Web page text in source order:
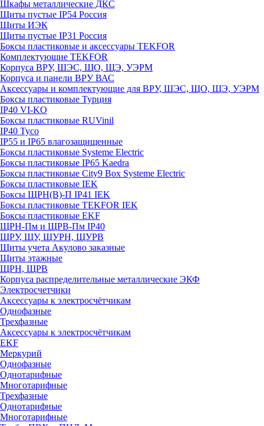
Шкафы металлические ДКС
Щиты пустые IP54 Россия
Щиты ИЭК
Щиты пустые IP31 Россия
Боксы пластиковые и аксессуары TEKFOR
Комплектующие TEKFOR
Корпуса ВРУ, ШЭС, ЩО, ЩЭ, УЭРМ
Корпуса и панели ВРУ ВАС
Аксессуары и комплектующие для ВРУ, ШЭС, ЩО, ЩЭ, УЭРМ
Боксы пластиковые Турция
IP40 VI-KO
Боксы пластиковые RUVinil
IP40 Тусо
IP55 и IP65 влагозащищенные
Боксы пластиковые Systeme Electric
Боксы пластиковые IP65 Kaedra
Боксы пластиковые City9 Box Systeme Electric
Боксы пластиковые IEK
Боксы ЩРН(В)-П IP41 IEK
Боксы пластиковые TEKFOR IEK
Боксы пластиковые EKF
ЩРН-Пм и ЩРВ-Пм IP40
ЩРУ, ЩУ, ЩУРН, ЩУРВ
Щиты учета Акулово заказные
Щиты этажные
ЩРН, ЩРВ
Корпуса распределительные металлические ЭКФ
Электросчетчики
Аксессуары к электросчётчикам
Однофазные
Трехфазные
Аксессуары к электросчётчикам
EKF
Меркурий
Однофазные
Однотарифные
Многотарифные
Трехфазные
Однотарифные
Многотарифные